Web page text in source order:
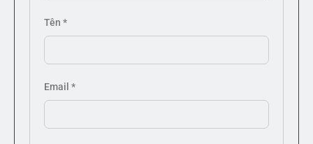
Tên *
Email *